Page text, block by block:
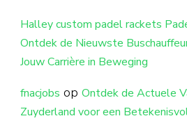
Halley custom padel rackets
Ontdek de Nieuwste
Jouw Carrière in Beweging
fnacjobs op Ontdek de Actuele
Zuyderland voor een